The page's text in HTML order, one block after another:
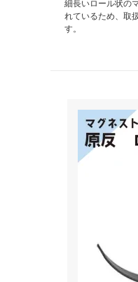
細長いロール状の
れているため、取
す。